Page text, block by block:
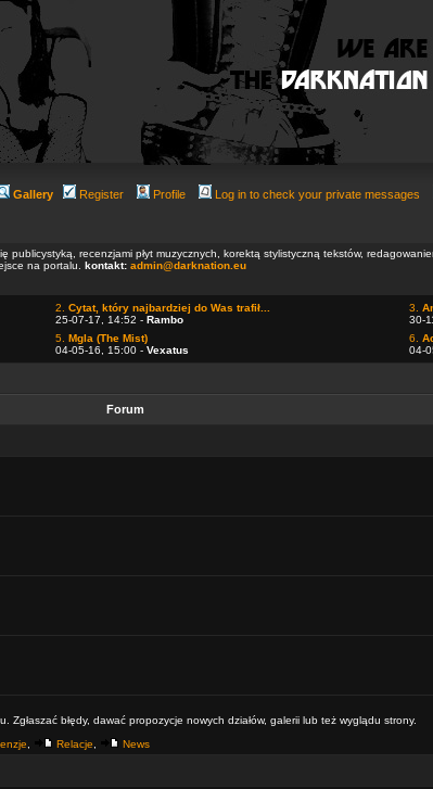
Gallery Register Profile Log in to check your private messages
publicystyką, recenzjami płyt muzycznych, korektą stylistyczną tekstów,
na portalu. kontakt: admin@darknation.eu
2. Cytat, który najbardziej do Was trafił...
25-07-17, 14:52 - Rambo
3.
30-
5. Mgla (The Mist)
04-05-16, 15:00 - Vexatus
6.
04-
Forum
błędy, dawać propozycje nowych działów, galerii lub też wyglądu strony.
Relacje News